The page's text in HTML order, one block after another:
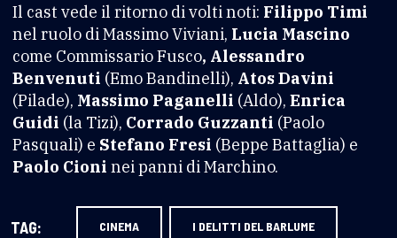
Il cast vede il ritorno di volti noti: Filippo Timi
nel ruolo di Massimo Viviani, Lucia Mascino
come Commissario Fusco, Alessandro
Benvenuti (Emo Bandinelli), Atos Davini
(Pilade), Massimo Paganelli (Aldo), Enrica
Guidi (la Tizi), Corrado Guzzanti (Paolo
Pasquali) e Stefano Fresi (Beppe Battaglia) e
Paolo Cioni nei panni di Marchino.
TAG: CINEMA I DELITTI DEL BARLUME